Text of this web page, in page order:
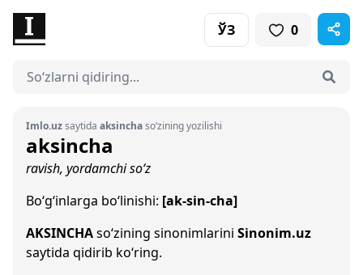
ЎЗ 0
Imlo.uzsaytida aksinchaso‘zining yozilishi
aksincha
ravish, yordamchi so‘z
Bo‘g‘inlarga bo‘linishi: [ak-sin-cha]
AKSINCHAso‘zining sinonimlarini Sinonim.uz
saytida qidirib ko‘ring.